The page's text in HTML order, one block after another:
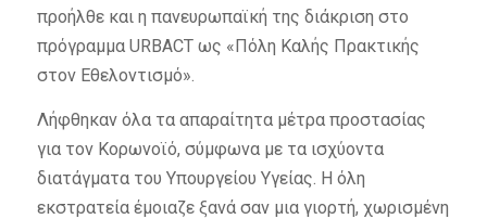
προήλθε και η πανευρωπαϊκή της διάκριση στο
πρόγραμμα URBACT ως «Πόλη Καλής Πρακτικής
στον Εθελοντισμό».
Λήφθηκαν όλα τα απαραίτητα μέτρα προστασίας
για τον Κορωνοϊό, σύμφωνα με τα ισχύοντα
διατάγματα του Υπουργείου Υγείας. Η όλη
εκστρατεία έμοιαζε ξανά σαν μια γιορτή, χωρισμένη